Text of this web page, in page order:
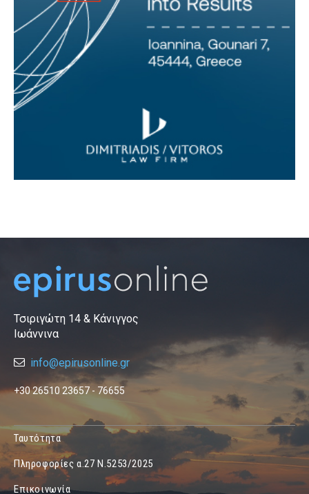
Τσιριγώτη 14 & Κάνιγγος
Ιωάννινα
info@epirusonline.gr
+30 26510 23657 - 76655
Ταυτότητα
Πληροφορίες α.27 Ν.5253/2025
Επικοινωνία